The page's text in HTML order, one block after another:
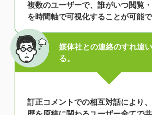
複数のユーザーで、誰がいつ閲覧
を時間軸で可視化することが可能で
媒体社との連絡のすれ違
る。
訂正コメントでの相互対話により